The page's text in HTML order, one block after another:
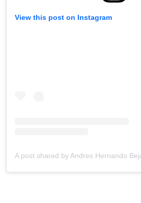
View this post on Instagram